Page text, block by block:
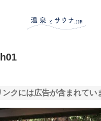
クには広告が含まれてい